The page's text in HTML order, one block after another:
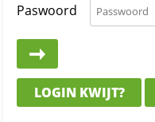
Paswoord
LOGIN KWIJT?